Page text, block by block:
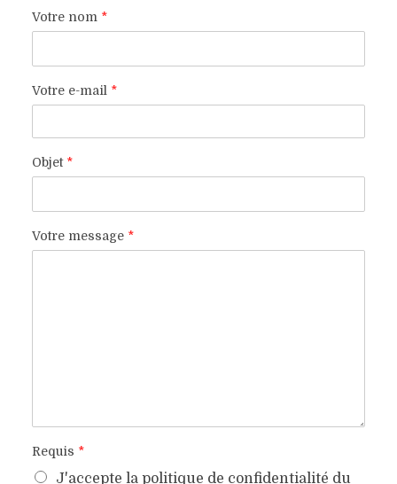
Votre nom *
Votre e-mail *
Objet *
Votre message *
Requis *
J'accepte la politique de confidentialité du